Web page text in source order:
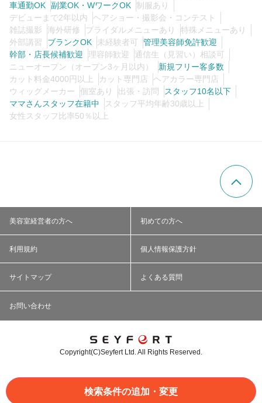
車通勤OK 副業OK・WワークOK 制服あり
デビューまで2年以内
ヘアショー・撮影会・コンテスト
雑誌撮影
海外研修 ブライダルメニューあり
特殊メニューあり
外部講習
ブランクOK 未経験者可
管理美容師免許歓迎
幹部・店長候補歓迎
理容師歓迎
通信生（見習い）相談可
ニューオープン（オープン3ヶ月以内）
新規フリー客多数
カット料金4000円以上
カット専門店
ヘアカラー専門店
ウィッグメーカー
個室あり 出張・訪問
スタッフ10名以下
ママさんスタッフ在籍中
スタッフ平均年齢30歳以上
女性スタッフ比率50％以上
検索条件の追加・変更
美容室経営者の方へ 初めての方へ
利用規約 個人情報保護方針
サイトマップ よくある質問
お問い合わせ
Copyright(C)Seyfert Ltd. All Rights Reserved.